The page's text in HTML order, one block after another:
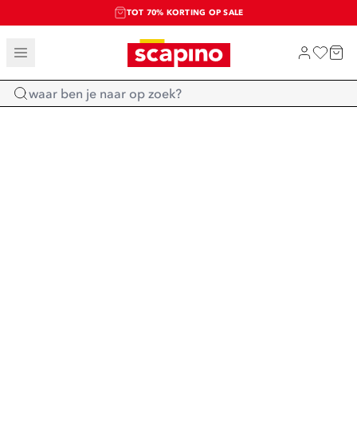
TOT 70% KORTING OP SALE
SALE: LAATSTE KANS!
SHOP NIEUW
Home